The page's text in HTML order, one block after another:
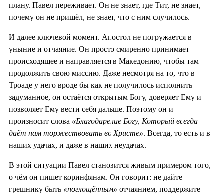
плану. Павел переживает. Он не знает, где Тит, не знает,
почему он не пришёл, не знает, что с ним случилось.
И далее ключевой момент. Апостол не погружается в
уныние и отчаяние. Он просто смиренно принимает
происходящее и направляется в Македонию, чтобы там
продолжить свою миссию. Даже несмотря на то, что в
Троаде у него вроде бы как не получилось исполнить
задуманное, он остаётся открытым Богу, доверяет Ему и
позволяет Ему вести себя дальше. Поэтому он и
произносит слова «Благодарение Богу, Который всегда
даёт нам торжествовать во Христе». Всегда, то есть и в
наших удачах, и даже в наших неудачах.
В этой ситуации Павел становится живым примером того,
о чём он пишет коринфянам. Он говорит: не дайте
грешнику быть «поглощённым» отчаянием, поддержите